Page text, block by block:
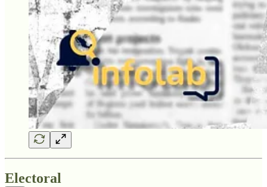
Electoral